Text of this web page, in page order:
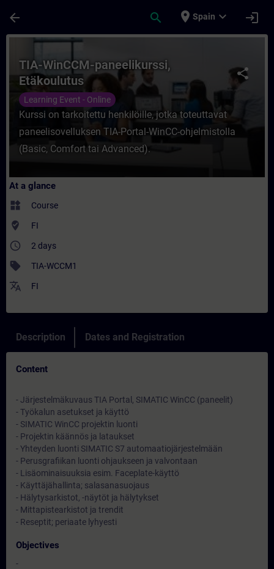
arrow_back search place Spain expand_more login
Course - TIA-WinCCM-paneelikurssi,
share
TIA-WinCCM-paneelikurssi,
Etäkoulutus
Learning Event - Online
Kurssi on tarkoitettu henkilöille, jotka toteuttavat
paneelisovelluksen TIA-Portal-WinCC-ohjelmistolla
(Basic, Comfort tai Advanced).
At a glance
widgets Course
where_to_vote FI
access_time 2 days
sell TIA-WCCM1
translate FI
Description Dates and Registration
Content
- Järjestelmäkuvaus TIA Portal, SIMATIC WinCC (paneelit)
- Työkalun asetukset ja käyttö
- SIMATIC WinCC projektin luonti
- Projektin käännös ja lataukset
- Yhteyden luonti SIMATIC S7 automaatiojärjestelmään
- Perusgrafiikan luonti ohjaukseen ja valvontaan
- Lisäominaisuuksia esim. Faceplate-käyttö
- Käyttäjähallinta; salasanasuojaus
- Hälytysarkistot, -näytöt ja hälytykset
- Mittapistearkistot ja trendit
- Reseptit; periaate lyhyesti
Objectives
-